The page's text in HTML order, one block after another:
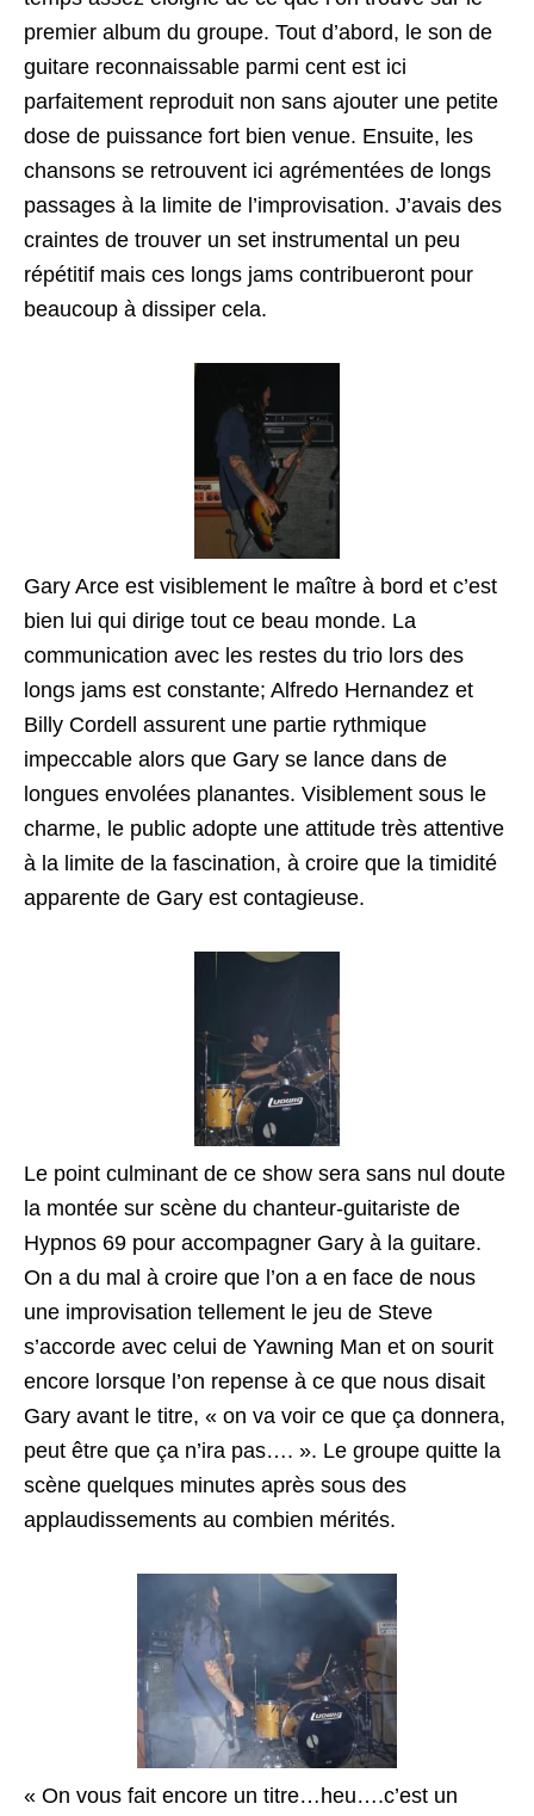
premier album du groupe. Tout d’abord, le son de
guitare reconnaissable parmi cent est ici
parfaitement reproduit non sans ajouter une petite
dose de puissance fort bien venue. Ensuite, les
chansons se retrouvent ici agrémentées de longs
passages à la limite de l’improvisation. J’avais des
craintes de trouver un set instrumental un peu
répétitif mais ces longs jams contribueront pour
beaucoup à dissiper cela.
Gary Arce est visiblement le maître à bord et c’est
bien lui qui dirige tout ce beau monde. La
communication avec les restes du trio lors des
longs jams est constante; Alfredo Hernandez et
Billy Cordell assurent une partie rythmique
impeccable alors que Gary se lance dans de
longues envolées planantes. Visiblement sous le
charme, le public adopte une attitude très attentive
à la limite de la fascination, à croire que la timidité
apparente de Gary est contagieuse.
Le point culminant de ce show sera sans nul doute
la montée sur scène du chanteur-guitariste de
Hypnos 69 pour accompagner Gary à la guitare.
On a du mal à croire que l’on a en face de nous
une improvisation tellement le jeu de Steve
s’accorde avec celui de Yawning Man et on sourit
encore lorsque l’on repense à ce que nous disait
Gary avant le titre, « on va voir ce que ça donnera,
peut être que ça n’ira pas…. ». Le groupe quitte la
scène quelques minutes après sous des
applaudissements au combien mérités.
« On vous fait encore un titre…heu….c’est un